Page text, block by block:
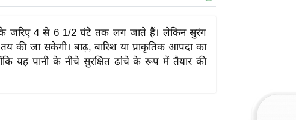
के जरिए 4 से 6 1/2 घंटे तक लग जाते हैं। लेकिन सुरंग
की जा सकेगी। बाढ़, बारिश या प्राकृतिक आपदा का
यह पानी के नीचे सुरक्षित ढांचे के रूप में तैयार की